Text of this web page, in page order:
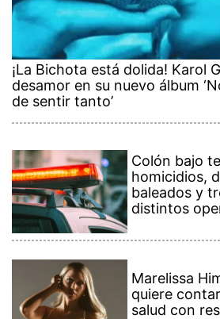
¡La Bichota está dolida! Karol
desamor en su nuevo álbum
de sentir tanto’
Colón bajo
homicidios,
baleados y
distintos
Marelissa
quiere
salud con